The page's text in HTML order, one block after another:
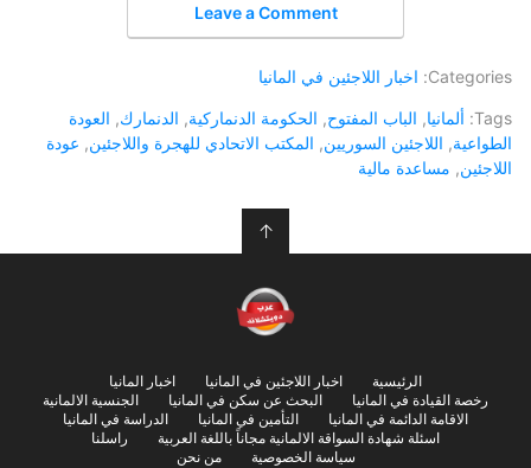
Leave a Comment
Categories: اخبار اللاجئين في المانيا
Tags: ألمانيا, الباب المفتوح, الحكومة الدنماركية, الدنمارك, العودة
الطواعية, اللاجئين السوريين, المكتب الاتحادي للهجرة واللاجئين, عودة
اللاجئين, مساعدة مالية
↑
الرئيسية اخبار اللاجئين في المانيا
اخبار المانيا
رخصة القيادة في المانيا
البحث عن سكن في المانيا
الجنسية الالمانية
الاقامة الدائمة في المانيا
التأمين في المانيا
الدراسة في المانيا
اسئلة شهادة السواقة الالمانية مجاناً باللغة العربية
راسلنا
سياسة الخصوصية
من نحن